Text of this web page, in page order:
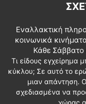
Εναλλακτική
κοινωνικά
Κάθε Σάββατο
Τι είδους εγχείρημα
κύκλου; Σε αυτό το
μιαν απάντηση.
σχεδιασμένα να
χώρας